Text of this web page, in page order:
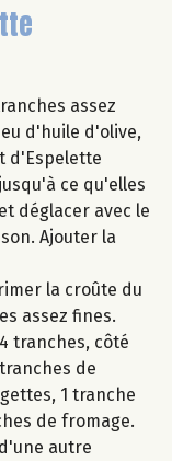
assez
d'huile d'olive,
d'Espelette
ce qu'elles
déglacer avec le
Ajouter la
la croûte du
assez fines.
tranches, côté
de
1 tranche
de fromage.
autre